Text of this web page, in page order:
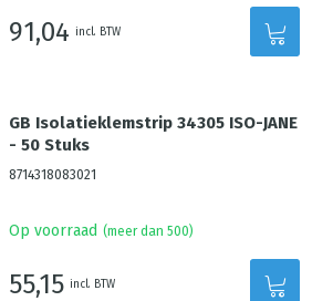
91,04 incl. BTW
GB Isolatieklemstrip 34305 ISO-JANE
- 50 Stuks
8714318083021
Op voorraad (meer dan 500)
55,15 incl. BTW